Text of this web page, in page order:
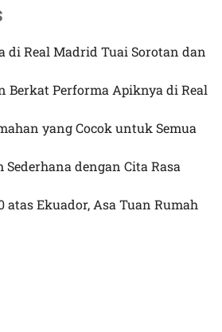
di Real Madrid Tuai Sorotan dan
Berkat Performa Apiknya di Real
yang Cocok untuk Semua
dengan Cita Rasa
atas Ekuador, Asa Tuan Rumah